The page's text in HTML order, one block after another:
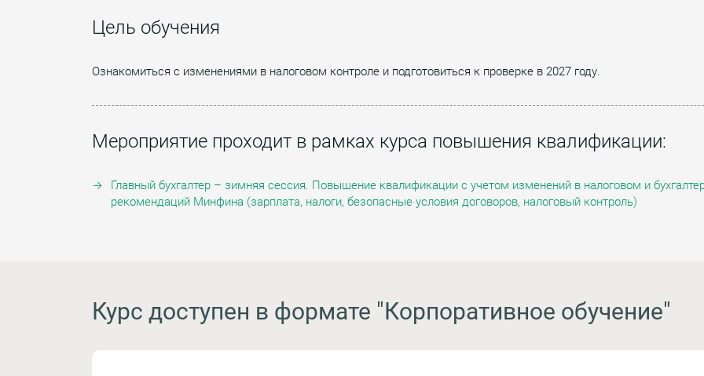
Цель обучения
Ознакомиться с изменениями в налоговом контроле и подготовиться к проверке в 2027 году.
Мероприятие проходит в рамках курса повышения квалификации:
Главный бухгалтер – зимняя сессия. Повышение квалификации с учетом изменений в налоговом и
рекомендаций Минфина (зарплата, налоги, безопасные условия договоров, налоговый контроль)
Курс доступен в формате "Корпоративное обучение"